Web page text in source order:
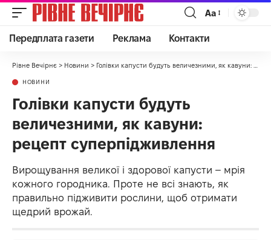
Аа
Передплата газети Реклама Контакти
Рівне Вечірнє > Новини > Голівки капусти будуть величезними, як кавуни: рецепт суперпідживлення
НОВИНИ
Голівки капусти будуть
величезними, як кавуни:
рецепт суперпідживлення
Вирощування великої і здорової капусти – мрія
кожного городника. Проте не всі знають, як
правильно підживити рослини, щоб отримати
щедрий врожай.